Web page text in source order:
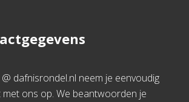
dafnisrondel.nl neem je eenvoudig
ons op. We beantwoorden je